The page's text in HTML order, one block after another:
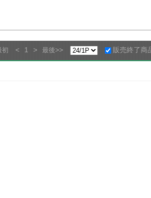
初 < 1 > 最後>> 販売終了商